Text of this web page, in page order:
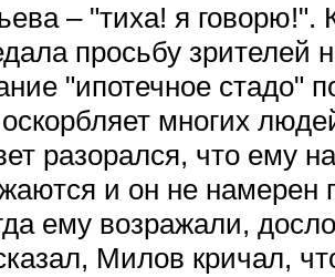
– "тиха! я говорю!".
просьбу зрителей
"ипотечное стадо"
многих
разорался, что ему
и он не намерен
ему возражали,
Милов кричал,